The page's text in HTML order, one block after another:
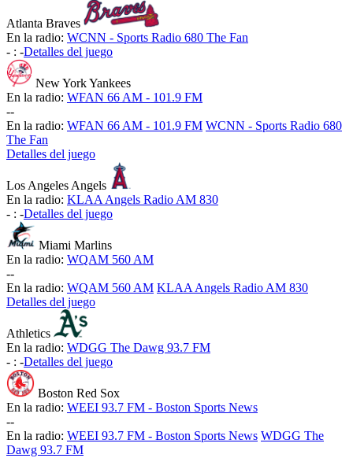
Atlanta Braves
En la radio: WCNN - Sports Radio 680 The Fan
- : -Detalles del juego
New York Yankees
En la radio: WFAN 66 AM - 101.9 FM
--
En la radio: WFAN 66 AM - 101.9 FM WCNN - Sports Radio 680
The Fan
Detalles del juego
Los Angeles Angels
En la radio: KLAA Angels Radio AM 830
- : -Detalles del juego
Miami Marlins
En la radio: WQAM 560 AM
--
En la radio: WQAM 560 AM KLAA Angels Radio AM 830
Detalles del juego
Athletics
En la radio: WDGG The Dawg 93.7 FM
- : -Detalles del juego
Boston Red Sox
En la radio: WEEI 93.7 FM - Boston Sports News
--
En la radio: WEEI 93.7 FM - Boston Sports News WDGG The
Dawg 93.7 FM